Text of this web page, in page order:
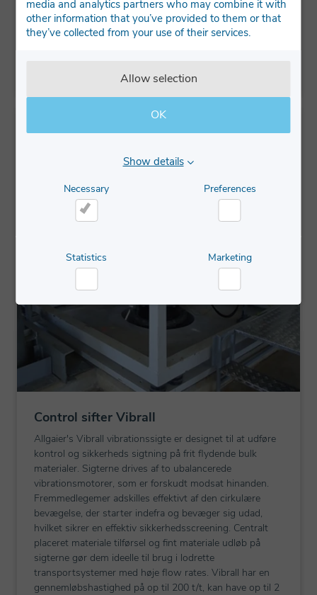
media and analytics partners who may combine it with
other information that you’ve provided to them or that
they’ve collected from your use of their services.
Allow selection
OK
Show details
Necessary Preferences
Statistics Marketing
udad. Sigtekvalitet og -gennemløb kan nemt justeres,
afhængigt af applikationen. VRS kan have op til 3 dæk
Control sifter Vibrall
Allgaier's Vibrall vibrationssigte er designet til at udføre
kontrol og sikkerheds sigtning på frit flydende bulk
materialer. Sigterne drives af to ubalancerede
vibrationsmotorer, som er forskudt modsat hinanden.
Fremmedlegemer adskilles effektivt af den cirkulære
bevægelse, der starter indefra og bevæger sig udad,
hvilket sikrer en effektiv sikkerhedsscreening. Centralt
placeret materiale tilførsel og fint materiale udløb på
sigterne gør dem ideelle til brug i lodrette
transportsystemer med høje flow rates. Vibrall har en
gennemløbshastighed på op til 200 t/t, kan have op til 2